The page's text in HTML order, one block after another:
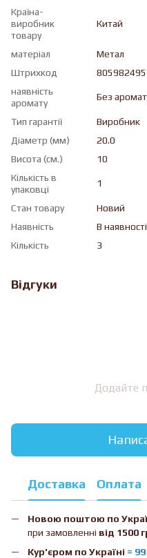
Країна-
виробник
товару
Китай
матеріал
Метал
Штрихкод
наявність
аромату
Без
Тип гарантії
Виробник
Діаметр (мм)
20.0
Висота (см.)
10
Кількість в
упаковці
1
Стан товару
Новий
Наявність
В наявності
Кількість
3
Відгуки
Додайте
Доставка Оплата
Новою поштою по
при замовленні від 1500
Кур'єром по Україні =